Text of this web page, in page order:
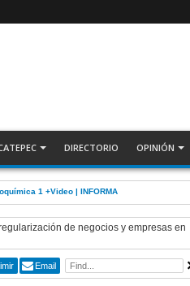
DIRECTORIO OPINIÓN
de Casa Nueva +Video | INFORMA
de negocios y empresas en
Email